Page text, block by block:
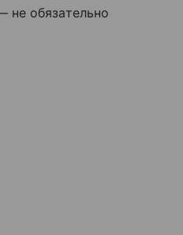
не обязательно